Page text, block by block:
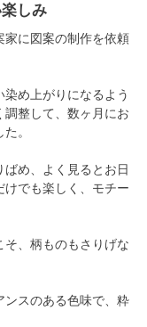
しみ
家に図案の制作を依頼
め上がりになるよう
整して、数ヶ月にお
。
め、よく見るとお日
けでも楽しく、モチー
そ、柄ものもさりげな
ンスのある色味で、粋